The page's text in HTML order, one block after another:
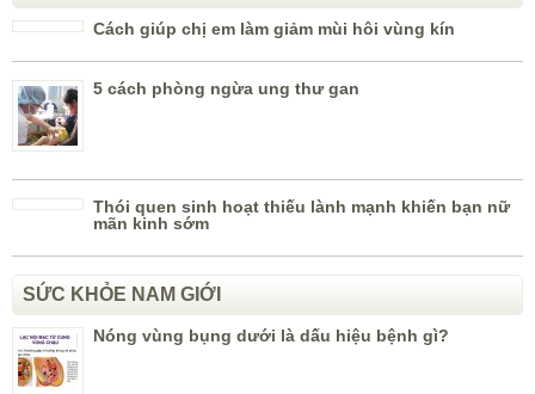
Cách giúp chị em làm giảm mùi hôi vùng kín
5 cách phòng ngừa ung thư gan
Thói quen sinh hoạt thiếu lành mạnh khiến bạn nữ
mãn kinh sớm
SỨC KHỎE NAM GIỚI
Nóng vùng bụng dưới là dấu hiệu bệnh gì?